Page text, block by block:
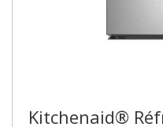
Kitchenaid®